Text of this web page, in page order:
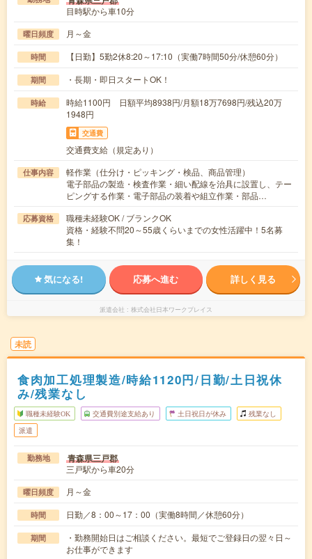
目時駅から車10分
曜日頻度 月～金
時間 【日勤】5勤2休8:20～17:10（実働7時間50分/休憩60分）
期間 ・長期・即日スタートOK！
時給
時給1100円 日額平均8938円/月額18万7698円/残込20万
1948円
交通費
交通費支給（規定あり）
仕事内容
軽作業（仕分け・ピッキング・検品、商品管理）
電子部品の製造・検査作業・細い配線を治具に設置し、テー
ピングする作業・電子部品の装着や組立作業・部品…
応募資格
職種未経験OK / ブランクOK
資格・経験不問20～55歳くらいまでの女性活躍中！5名募
集！
気になる! 応募へ進む 詳しく見る
派遣会社 株式会社日本ワークプレイス
未読
食肉加工処理製造/時給1120円/日勤/土日祝休
み/残業なし
職種未経験OK 交通費別途支給あり 土日祝日が休み 残業なし
派遣
勤務地 青森県三戸郡
三戸駅から車20分
曜日頻度 月～金
時間 日勤／8：00～17：00（実働8時間／休憩60分）
期間
・勤務開始日はご相談ください。最短でご登録日の翌々日～
お仕事ができます